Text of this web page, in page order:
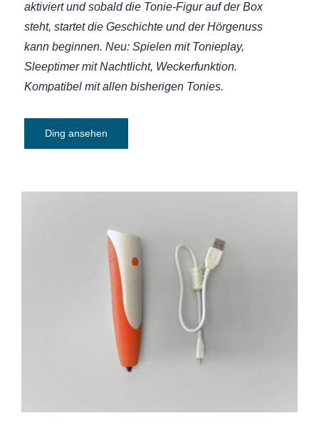
aktiviert und sobald die Tonie-Figur auf der Box
steht, startet die Geschichte und der Hörgenuss
kann beginnen. Neu: Spielen mit Tonieplay,
Sleeptimer mit Nachtlicht, Weckerfunktion.
Kompatibel mit allen bisherigen Tonies.
Ding ansehen
tiptoi-Stift mit Aufnahmefunktion (und
Aufladefunktion)